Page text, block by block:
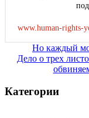
www.human-rights-
Навигация
по
Но каждый
Дело о трех
Категории